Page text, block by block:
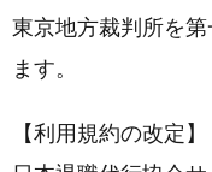
東京地方裁判所を
ます。
【利用規約の改定】